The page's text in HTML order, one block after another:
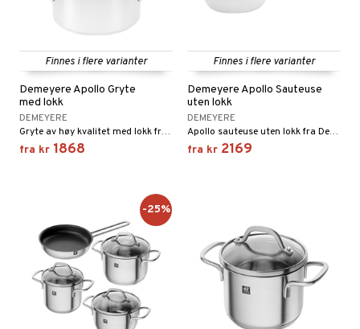
Finnes i flere varianter
Demeyere Apollo Gryte
med lokk
DEMEYERE
Gryte av høy kvalitet med lokk fra Apollo-serien fra Demeyere.
fra kr 1868
Finnes i flere varianter
Demeyere Apollo Sauteuse
uten lokk
DEMEYERE
Apollo sauteuse uten lokk fra Demeyere i rustfritt stål.
fra kr 2169
-25%